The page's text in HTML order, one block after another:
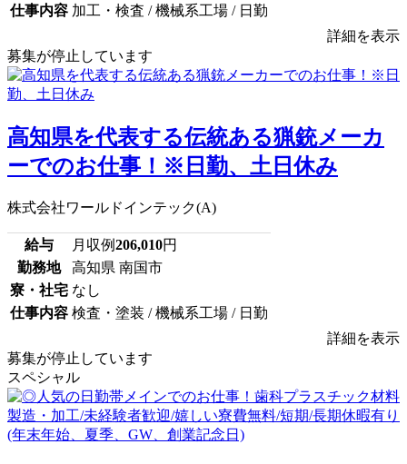
仕事内容 加工・検査 / 機械系工場 / 日勤
詳細を表示
募集が停止しています
高知県を代表する伝統ある猟銃メーカ
ーでのお仕事！※日勤、土日休み
株式会社ワールドインテック(A)
給与 月収例206,010円
勤務地
高知県 南国市
寮・社宅 なし
仕事内容 検査・塗装 / 機械系工場 / 日勤
詳細を表示
募集が停止しています
スペシャル